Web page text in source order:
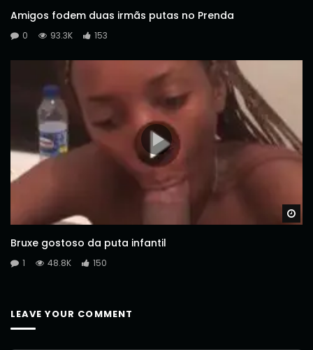
Amigos fodem duas irmãs putas no Prenda
0 93.3K 153
Bruxe gostoso da puta infantil
1 48.8K 150
LEAVE YOUR COMMENT